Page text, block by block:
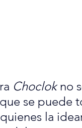
Choclok no
se puede
la